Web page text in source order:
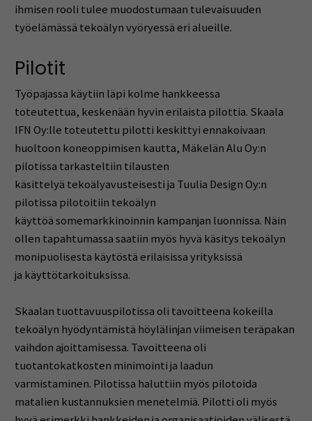
ihmisen rooli tulee muodostumaan tulevaisuuden
työelämässä tekoälyn vyöryessä eri alueille.
Pilotit
Työpajassa käytiin läpi kolme hankkeessa
toteutettua, keskenään hyvin erilaista pilottia. Skaala
IFN Oy:lle toteutettu pilotti keskittyi ennakoivaan
huoltoon koneoppimisen kautta, Mäkelän Alu Oy:n
pilotissa tarkasteltiin tilausten
käsittelyä tekoälyavusteisesti ja Tuulia Design Oy:n
pilotissa pilotoitiin tekoälyn
käyttöä somemarkkinoinnin kampanjan luonnissa. Näin
ollen tapahtumassa saatiin myös hyvä käsitys tekoälyn
monipuolisesta käytöstä erilaisissa yrityksissä
ja käyttötarkoituksissa.
Skaalan tuottavuuspilotissa oli tavoitteena kokeilla
tekoälyn hyödyntämistä höylälinjan viimeisen teräpakan
vaihdon ajoittamisessa. Tavoitteena oli
tuotantokatkosten minimointi ja laadun
varmistaminen. Pilotissa haluttiin myös pilotoida
matalien kustannuksien menetelmiä. Pilotti oli myös